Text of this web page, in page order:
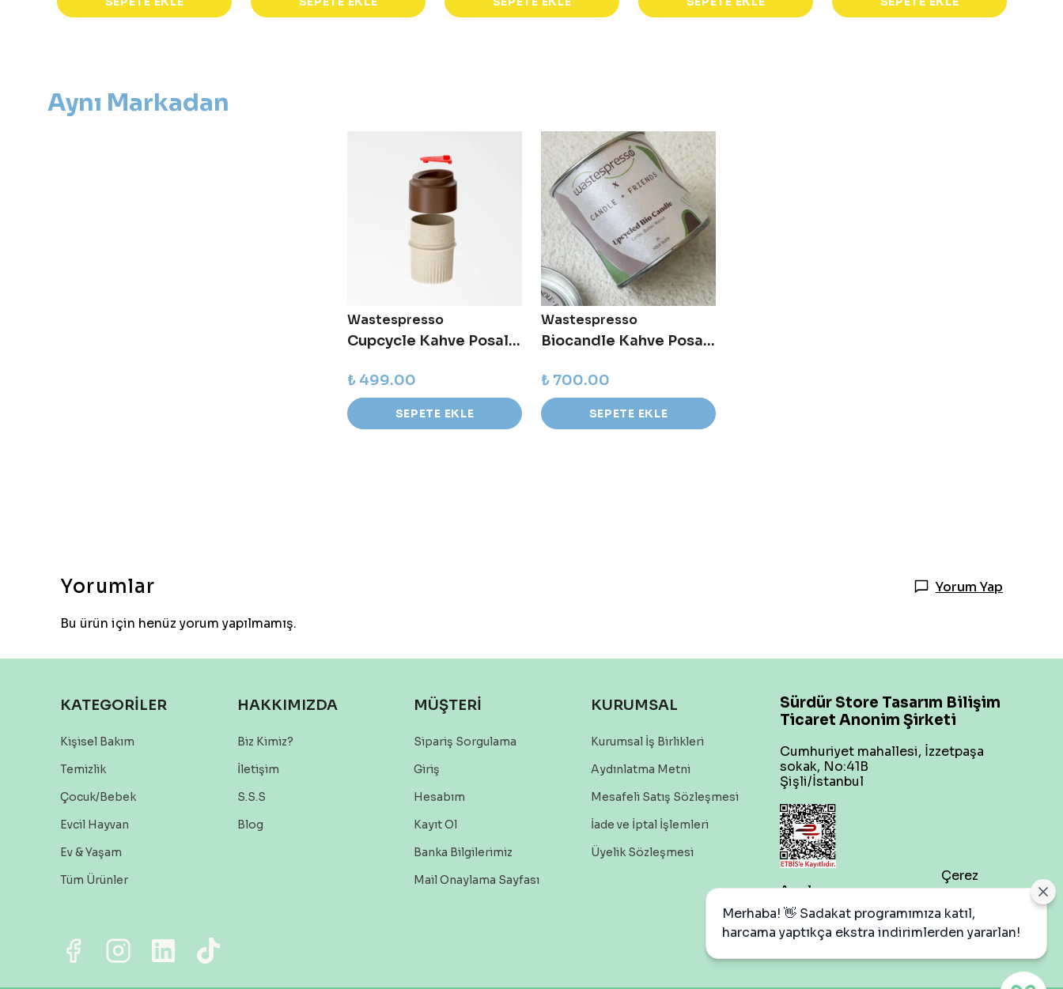
Aynı Markadan
Wastespresso
Cupcycle Kahve Posalı Bardak - Kahverengi
₺ 499.00
SEPETE EKLE
Wastespresso
Biocandle Kahve Posalı Mum
₺ 700.00
SEPETE EKLE
Yorumlar Yorum Yap
Bu ürün için henüz yorum yapılmamış.
KATEGORİLER
Kişisel Bakım
Temizlik
Çocuk/Bebek
Evcil Hayvan
Ev & Yaşam
Tüm Ürünler
HAKKIMIZDA
Biz Kimiz?
İletişim
S.S.S
Blog
MÜŞTERİ
Sipariş Sorgulama
Giriş
Hesabım
Kayıt Ol
Banka Bilgilerimiz
Mail Onaylama Sayfası
KURUMSAL
Kurumsal İş Birlikleri
Aydınlatma Metni
Mesafeli Satış Sözleşmesi
İade ve İptal İşlemleri
Üyelik Sözleşmesi
Sürdür Store Tasarım Bilişim
Ticaret Anonim Şirketi
Cumhuriyet mahallesi, İzzetpaşa
sokak, No:41B
Şişli/İstanbul
Çerez
Ayarları
Merhaba! 👋 Sadakat programımıza katıl,
harcama yaptıkça ekstra indirimlerden yararlan!